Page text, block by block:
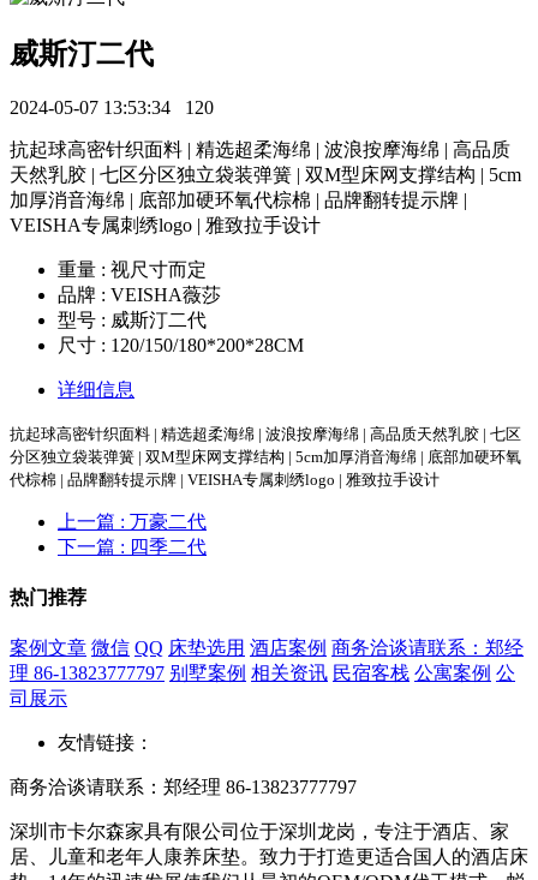
威斯汀二代
2024-05-07 13:53:34 120
抗起球高密针织面料 | 精选超柔海绵 | 波浪按摩海绵 | 高品质
天然乳胶 | 七区分区独立袋装弹簧 | 双M型床网支撑结构 | 5cm
加厚消音海绵 | 底部加硬环氧代棕棉 | 品牌翻转提示牌 |
VEISHA专属刺绣logo | 雅致拉手设计
重量 : 视尺寸而定
品牌 : VEISHA薇莎
型号 : 威斯汀二代
尺寸 : 120/150/180*200*28CM
详细信息
抗起球高密针织面料 | 精选超柔海绵 | 波浪按摩海绵 | 高品质天然乳胶 | 七区
分区独立袋装弹簧 | 双M型床网支撑结构 | 5cm加厚消音海绵 | 底部加硬环氧
代棕棉 | 品牌翻转提示牌 | VEISHA专属刺绣logo | 雅致拉手设计
上一篇 : 万豪二代
下一篇 : 四季二代
热门推荐
案例文章 微信 QQ 床垫选用 酒店案例 商务洽谈请联系：郑经
理 86-13823777797 别墅案例 相关资讯 民宿客栈 公寓案例 公
司展示
友情链接：
商务洽谈请联系：郑经理 86-13823777797
深圳市卡尔森家具有限公司位于深圳龙岗，专注于酒店、家
居、儿童和老年人康养床垫。致力于打造更适合国人的酒店床